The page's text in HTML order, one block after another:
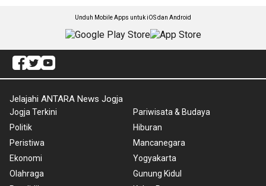
Unduh Mobile Apps untuk iOS dan Android
Jelajahi ANTARA News Jogja
Jogja Terkini
Politik
Peristiwa
Ekonomi
Olahraga
Pariwisata & Budaya
Hiburan
Mancanegara
Yogyakarta
Gunung Kidul